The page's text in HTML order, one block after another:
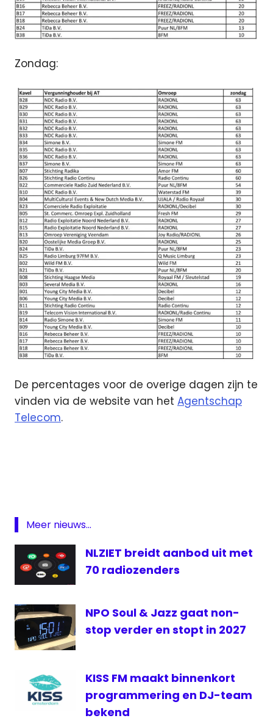
Zondag:
De percentages voor de overige dagen zijn te
vinden via de website van het Agentschap
Telecom.
rechter
rechtszaak
regiogebondenheid
Meer nieuws...
NLZIET breidt aanbod uit met
70 radiozenders
NPO Soul & Jazz gaat non-
stop verder en stopt in 2027
KISS FM maakt binnenkort
programmering en DJ-team
bekend